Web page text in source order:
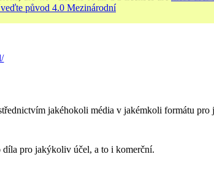
původ 4.0 Mezinárodní
jakéhokoli média v jakémkoli formátu
pro jakýkoliv účel, a to i komerční.